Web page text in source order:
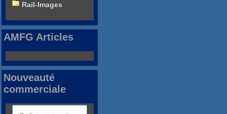
Rail-Images
AMFG Articles
Nouveauté
commerciale